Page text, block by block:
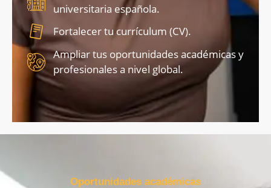
universitaria española.
Fortalecer tu currículum (CV).
Ampliar tus oportunidades académicas y
profesionales a nivel global.
Oportunidades académicas